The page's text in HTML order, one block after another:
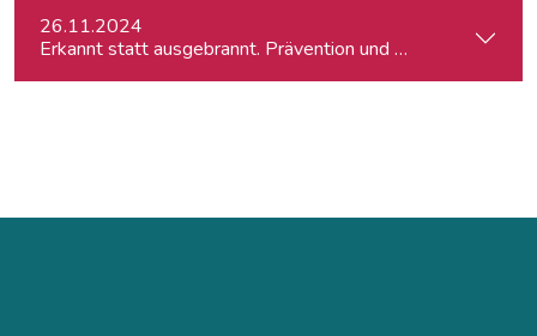
26.11.2024
Erkannt statt ausgebrannt. Prävention und Erste-Hilfe bei